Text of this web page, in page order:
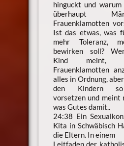
hinguckt und
überhaupt
Frauenklamotten
Ist das etwas, was
mehr Toleranz,
bewirken soll?
Kind meint,
Frauenklamotten
alles in Ordnung,
den Kindern so
vorsetzen und meint
was Gutes damit..
24:38 Ein
Kita in Schwäbisch
die Eltern. In einem
Leitfaden der